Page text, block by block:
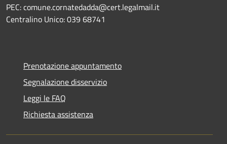
PEC: comune.cornatedadda@cert.legalmail.it
Centralino Unico: 039 68741
Prenotazione appuntamento
Segnalazione disservizio
Leggi le FAQ
Richiesta assistenza